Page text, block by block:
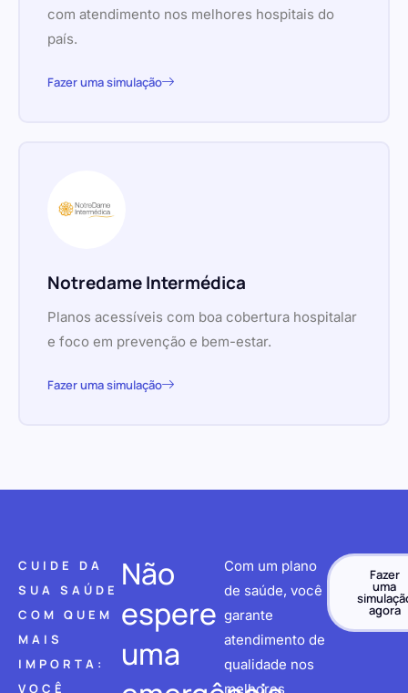
com atendimento nos melhores hospitais do
país.
Fazer uma simulação
Notredame Intermédica
Planos acessíveis com boa cobertura hospitalar
e foco em prevenção e bem-estar.
Fazer uma simulação
CUIDE DA
SUA SAÚDE
COM QUEM
MAIS
IMPORTA:
VOCÊ
Não
espere
uma
Com um plano
de saúde, você
garante
atendimento de
qualidade nos
melhores
Fazer
uma
agora